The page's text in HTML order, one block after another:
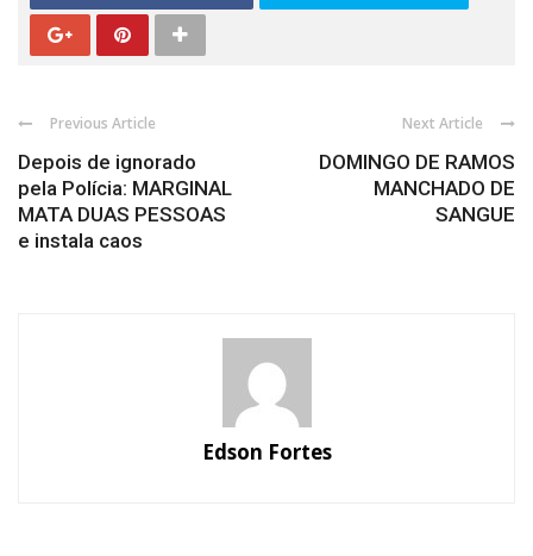
Previous Article
Depois de ignorado
pela Polícia: MARGINAL
MATA DUAS PESSOAS
e instala caos
Next Article
DOMINGO DE RAMOS
MANCHADO DE
SANGUE
Edson Fortes